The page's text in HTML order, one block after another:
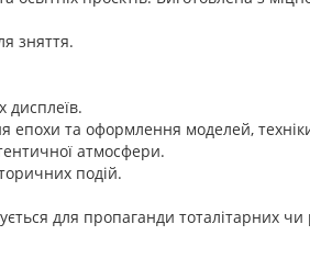
зняття.
дисплеїв.
епохи та оформлення моделей,
атмосфери.
подій.
для пропаганди тоталітарних